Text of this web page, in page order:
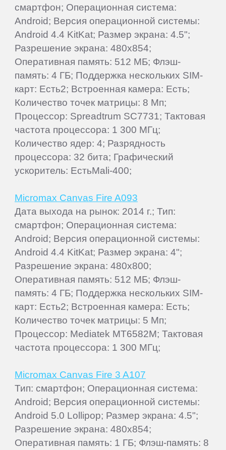
смартфон; Операционная система:
Android; Версия операционной системы:
Android 4.4 KitKat; Размер экрана: 4.5";
Разрешение экрана: 480x854;
Оперативная память: 512 МБ; Флэш-
память: 4 ГБ; Поддержка нескольких SIM-
карт: Есть2; Встроенная камера: Есть;
Количество точек матрицы: 8 Мп;
Процессор: Spreadtrum SC7731; Тактовая
частота процессора: 1 300 МГц;
Количество ядер: 4; Разрядность
процессора: 32 бита; Графический
ускоритель: ЕстьMali-400;
Micromax Canvas Fire A093
Дата выхода на рынок: 2014 г.; Тип:
смартфон; Операционная система:
Android; Версия операционной системы:
Android 4.4 KitKat; Размер экрана: 4";
Разрешение экрана: 480x800;
Оперативная память: 512 МБ; Флэш-
память: 4 ГБ; Поддержка нескольких SIM-
карт: Есть2; Встроенная камера: Есть;
Количество точек матрицы: 5 Мп;
Процессор: Mediatek MT6582M; Тактовая
частота процессора: 1 300 МГц;
Micromax Canvas Fire 3 A107
Тип: смартфон; Операционная система:
Android; Версия операционной системы:
Android 5.0 Lollipop; Размер экрана: 4.5";
Разрешение экрана: 480x854;
Оперативная память: 1 ГБ; Флэш-память: 8